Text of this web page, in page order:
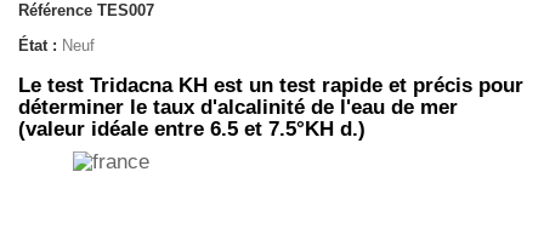
Référence TES007
État : Neuf
Le test Tridacna KH est un test rapide et précis pour
déterminer le taux d'alcalinité de l'eau de mer
(valeur idéale entre 6.5 et 7.5°KH d.)